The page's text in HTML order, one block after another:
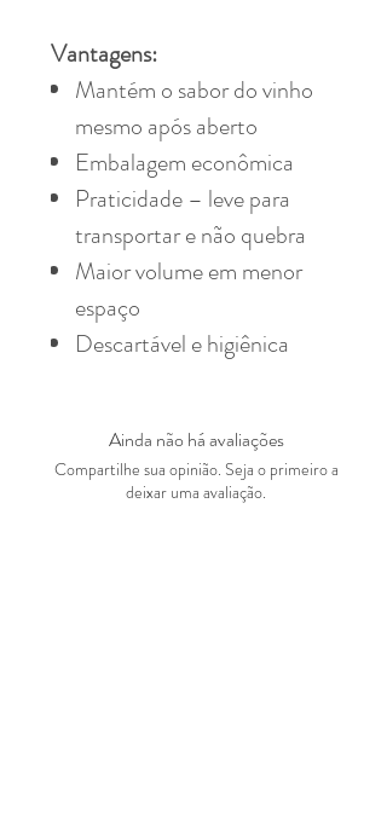
Vantagens:
Mantém o sabor do vinho
mesmo após aberto
Embalagem econômica
Praticidade – leve para
transportar e não quebra
Maior volume em menor
espaço
Descartável e higiênica
Ainda não há avaliações
Compartilhe sua opinião. Seja o primeiro a
deixar uma avaliação.